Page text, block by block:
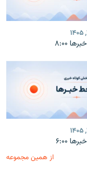
۸:۰۰
۶:۰۰
از همین مجموعه